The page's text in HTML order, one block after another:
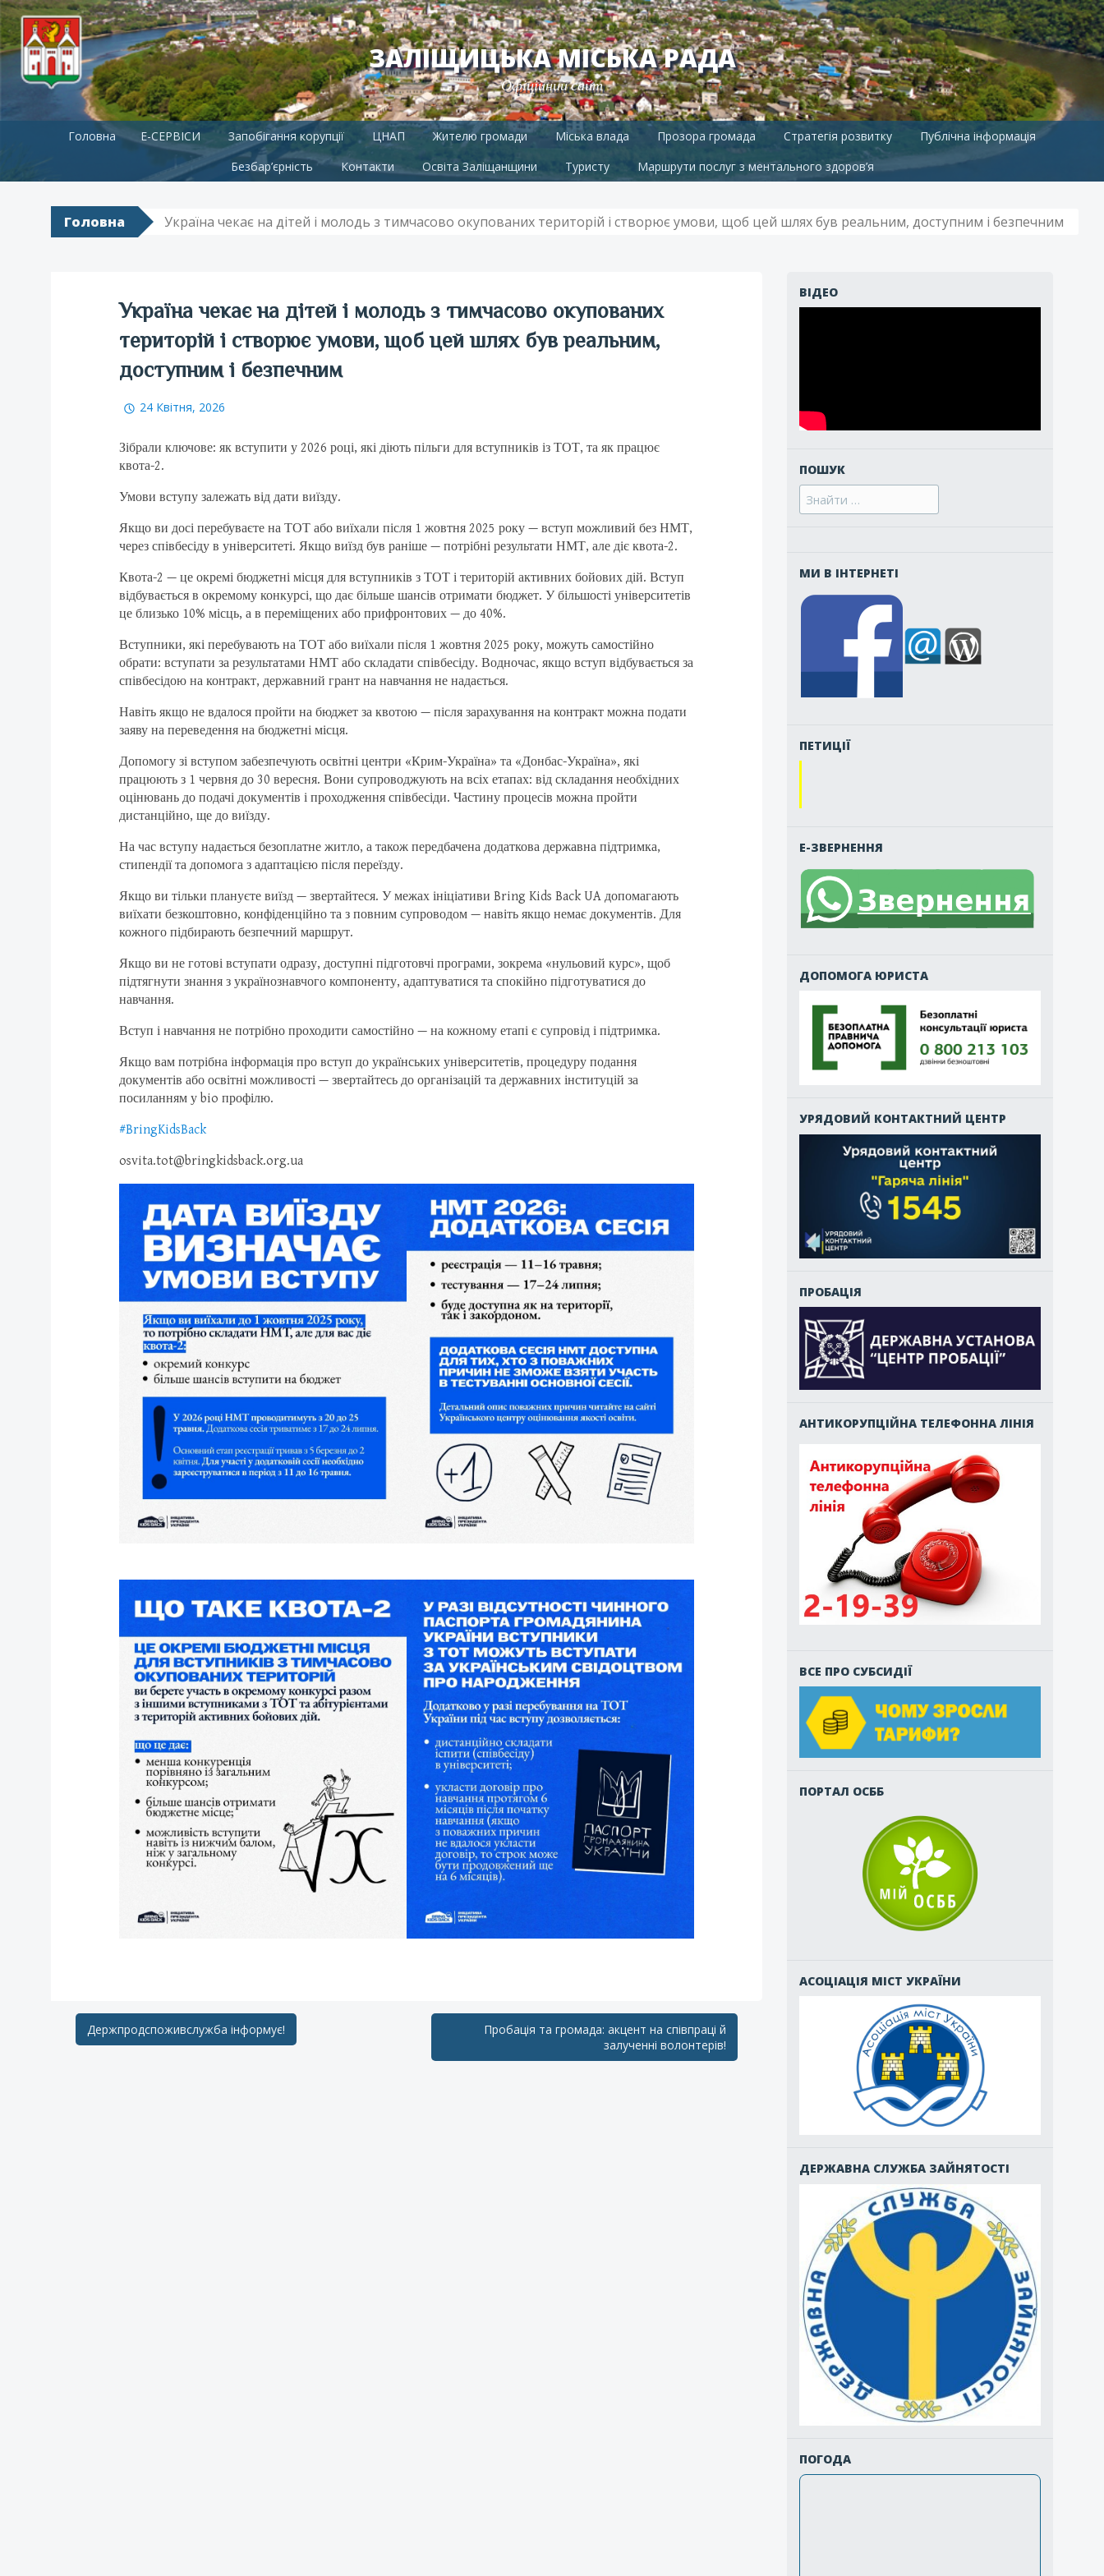
ЗАЛІЩИЦЬКА МІСЬКА РАДА
Офіційний сайт
Головна E-СЕРВІСИ Запобігання корупції ЦНАП Жителю громади Міська влада Прозора громада Стратегія розвитку
Публічна інформація
Безбар’єрність
Контакти Освіта Заліщанщини Туристу Маршрути послуг з ментального здоров’я
Головна Україна чекає на дітей і молодь з тимчасово окупованих територій і створює умови, щоб цей шлях був реальним, доступним і безпечним
Україна чекає на дітей і молодь з тимчасово окупованих
територій і створює умови, щоб цей шлях був реальним,
доступним і безпечним
24 Квітня, 2026
Зібрали ключове: як вступити у 2026 році, які діють пільги для вступників із ТОТ, та як працює
квота-2.
Умови вступу залежать від дати виїзду.
Якщо ви досі перебуваєте на ТОТ або виїхали після 1 жовтня 2025 року — вступ можливий без НМТ,
через співбесіду в університеті. Якщо виїзд був раніше — потрібні результати НМТ, але діє квота-2.
Квота-2 — це окремі бюджетні місця для вступників з ТОТ і територій активних бойових дій. Вступ
відбувається в окремому конкурсі, що дає більше шансів отримати бюджет. У більшості університетів
це близько 10% місць, а в переміщених або прифронтових — до 40%.
Вступники, які перебувають на ТОТ або виїхали після 1 жовтня 2025 року, можуть самостійно
обрати: вступати за результатами НМТ або складати співбесіду. Водночас, якщо вступ відбувається за
співбесідою на контракт, державний грант на навчання не надається.
Навіть якщо не вдалося пройти на бюджет за квотою — після зарахування на контракт можна подати
заяву на переведення на бюджетні місця.
Допомогу зі вступом забезпечують освітні центри «Крим-Україна» та «Донбас-Україна», які
працюють з 1 червня до 30 вересня. Вони супроводжують на всіх етапах: від складання необхідних
оцінювань до подачі документів і проходження співбесіди. Частину процесів можна пройти
дистанційно, ще до виїзду.
На час вступу надається безоплатне житло, а також передбачена додаткова державна підтримка,
стипендії та допомога з адаптацією після переїзду.
Якщо ви тільки плануєте виїзд — звертайтеся. У межах ініціативи Bring Kids Back UA допомагають
виїхати безкоштовно, конфіденційно та з повним супроводом — навіть якщо немає документів. Для
кожного підбирають безпечний маршрут.
Якщо ви не готові вступати одразу, доступні підготовчі програми, зокрема «нульовий курс», щоб
підтягнути знання з українознавчого компоненту, адаптуватися та спокійно підготуватися до
навчання.
Вступ і навчання не потрібно проходити самостійно — на кожному етапі є супровід і підтримка.
Якщо вам потрібна інформація про вступ до українських університетів, процедуру подання
документів або освітні можливості — звертайтесь до організацій та державних інституцій за
посиланням у bio профілю.
#BringKidsBack
osvita.tot@bringkidsback.org.ua
PostДержпродспоживслужба інформує!
Пробація та громада: акцент на співпраці й
залученні волонтерів!
ВІДЕО
ПОШУК
Search
for:
МИ В ІНТЕРНЕТІ
ПЕТИЦІЇ
Е-ЗВЕРНЕННЯ
ДОПОМОГА ЮРИСТА
УРЯДОВИЙ КОНТАКТНИЙ ЦЕНТР
ПРОБАЦІЯ
АНТИКОРУПЦІЙНА ТЕЛЕФОННА ЛІНІЯ
ВСЕ ПРО СУБСИДІЇ
ПОРТАЛ ОСББ
АСОЦІАЦІЯ МІСТ УКРАЇНИ
ДЕРЖАВНА СЛУЖБА ЗАЙНЯТОСТІ
ПОГОДА